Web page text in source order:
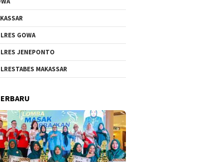
GOWA
JENEPONTO
MAKASSAR